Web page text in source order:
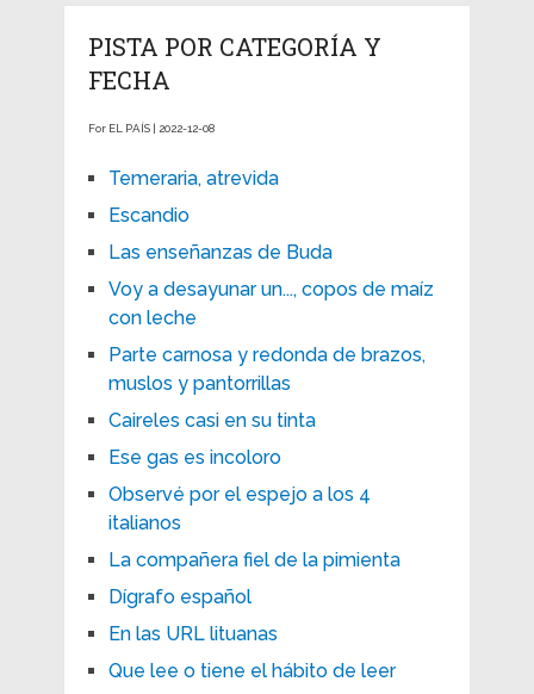
PISTA POR CATEGORÍA Y
FECHA
For EL PAÍS | 2022-12-08
Temeraria, atrevida
Escandio
Las enseñanzas de Buda
Voy a desayunar un..., copos de maíz
con leche
Parte carnosa y redonda de brazos,
muslos y pantorrillas
Caireles casi en su tinta
Ese gas es incoloro
Observé por el espejo a los 4
italianos
La compañera fiel de la pimienta
Dígrafo español
En las URL lituanas
Que lee o tiene el hábito de leer